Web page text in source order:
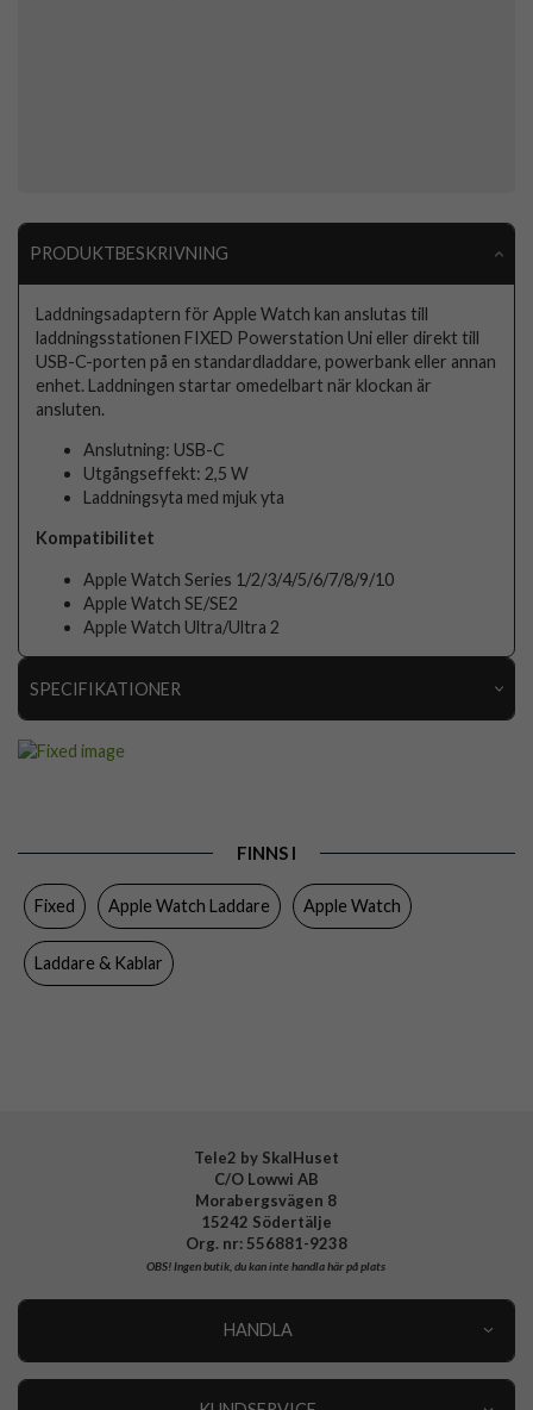
PRODUKTBESKRIVNING
Laddningsadaptern för Apple Watch kan anslutas till
laddningsstationen FIXED Powerstation Uni eller direkt till
USB-C-porten på en standardladdare, powerbank eller annan
enhet. Laddningen startar omedelbart när klockan är
ansluten.
Anslutning: USB-C
Utgångseffekt: 2,5 W
Laddningsyta med mjuk yta
Kompatibilitet
Apple Watch Series 1/2/3/4/5/6/7/8/9/10
Apple Watch SE/SE2
Apple Watch Ultra/Ultra 2
SPECIFIKATIONER
Tillverkarens art nr FIXDW-AWAP-BK
FINNS I
Fixed Apple Watch Laddare Apple Watch
Laddare & Kablar
Tele2 by SkalHuset
C/O Lowwi AB
Morabergsvägen 8
15242 Södertälje
Org. nr: 556881-9238
OBS!Ingen butik, du kan inte handla här på plats
HANDLA